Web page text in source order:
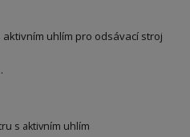
uhlím pro odsávací stroj
s aktivním uhlím